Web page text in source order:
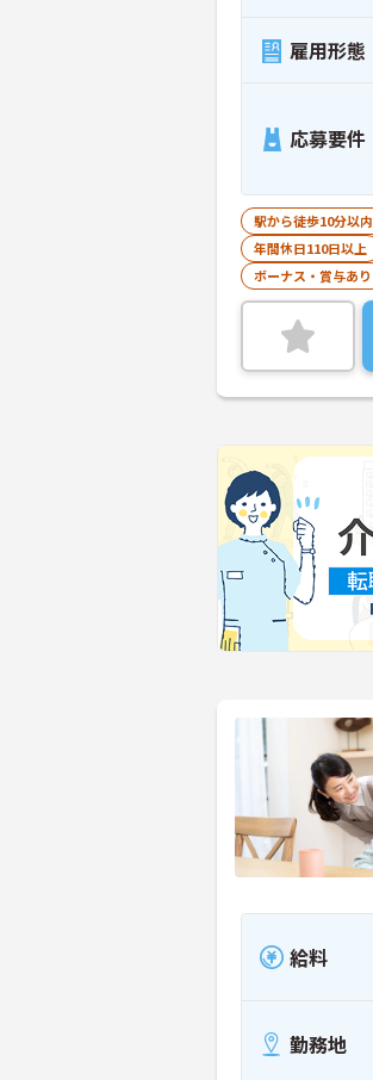
雇用形態
応募要件
駅から徒歩10分以内
年間休日110日以上
ボーナス・賞与あり
給料
勤務地